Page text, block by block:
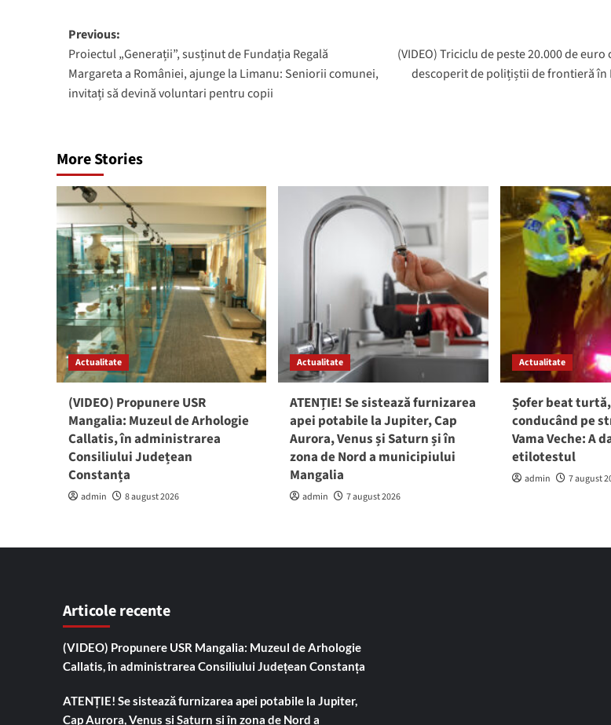
Post
navigation
Previous:
Proiectul „Generații”, susținut de Fundația Regală
Margareta a României, ajunge la Limanu: Seniorii comunei,
invitați să devină voluntari pentru copii
(VIDEO) Triciclu de peste 20.000 de
descoperit de polițiștii de frontieră în
More Stories
Actualitate
(VIDEO) Propunere USR
Mangalia: Muzeul de Arhologie
Callatis, în administrarea
Consiliului Județean
Constanța
admin 8 august 2026
Actualitate
ATENȚIE! Se sistează furnizarea
apei potabile la Jupiter, Cap
Aurora, Venus și Saturn și în
zona de Nord a municipiului
Mangalia
admin 7 august 2026
Actualitate
Șofer beat
conducând pe
Vama Veche: A
etilotestul
admin 7 august
Articole recente
(VIDEO) Propunere USR Mangalia: Muzeul de Arhologie
Callatis, în administrarea Consiliului Județean Constanța
ATENȚIE! Se sistează furnizarea apei potabile la Jupiter,
Cap Aurora, Venus și Saturn și în zona de Nord a